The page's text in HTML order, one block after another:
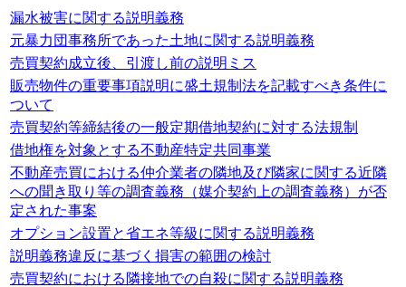
漏水被害に関する説明義務
元暴力団事務所であった土地に関する説明義務
売買契約成立後、引渡し前の説明ミス
販売物件の重要事項説明に盛土規制法を記載すべき条件に
ついて
売買契約等締結後の一般定期借地契約に対する法規制
借地権を対象とする不動産特定共同事業
不動産売買における仲介業者の隣地及び隣家に関する近隣
への聞き取り等の調査義務（媒介契約上の調査義務）が否
定された事案
オプション設置と省エネ等級に関する説明義務
説明義務違反に基づく損害の範囲の検討
売買契約における隣接地での自殺に関する説明義務